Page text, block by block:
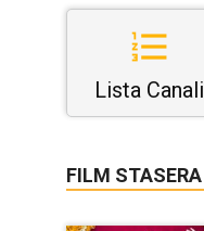
Lista Canali
FILM STASERA